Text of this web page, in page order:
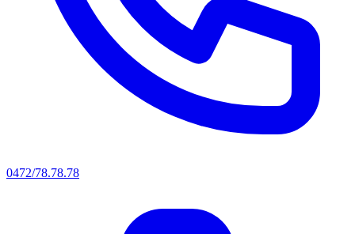
0472/78.78.78